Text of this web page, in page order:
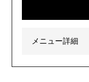
メニュー詳細